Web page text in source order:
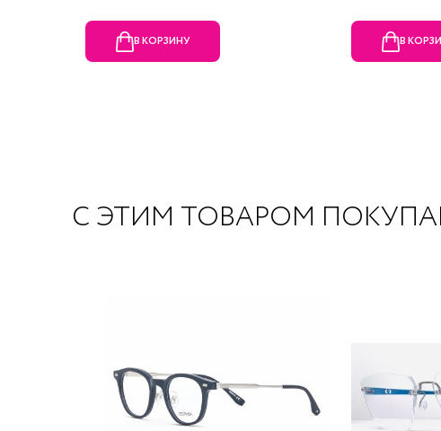
В КОРЗИНУ В
С ЭТИМ ТОВАРОМ